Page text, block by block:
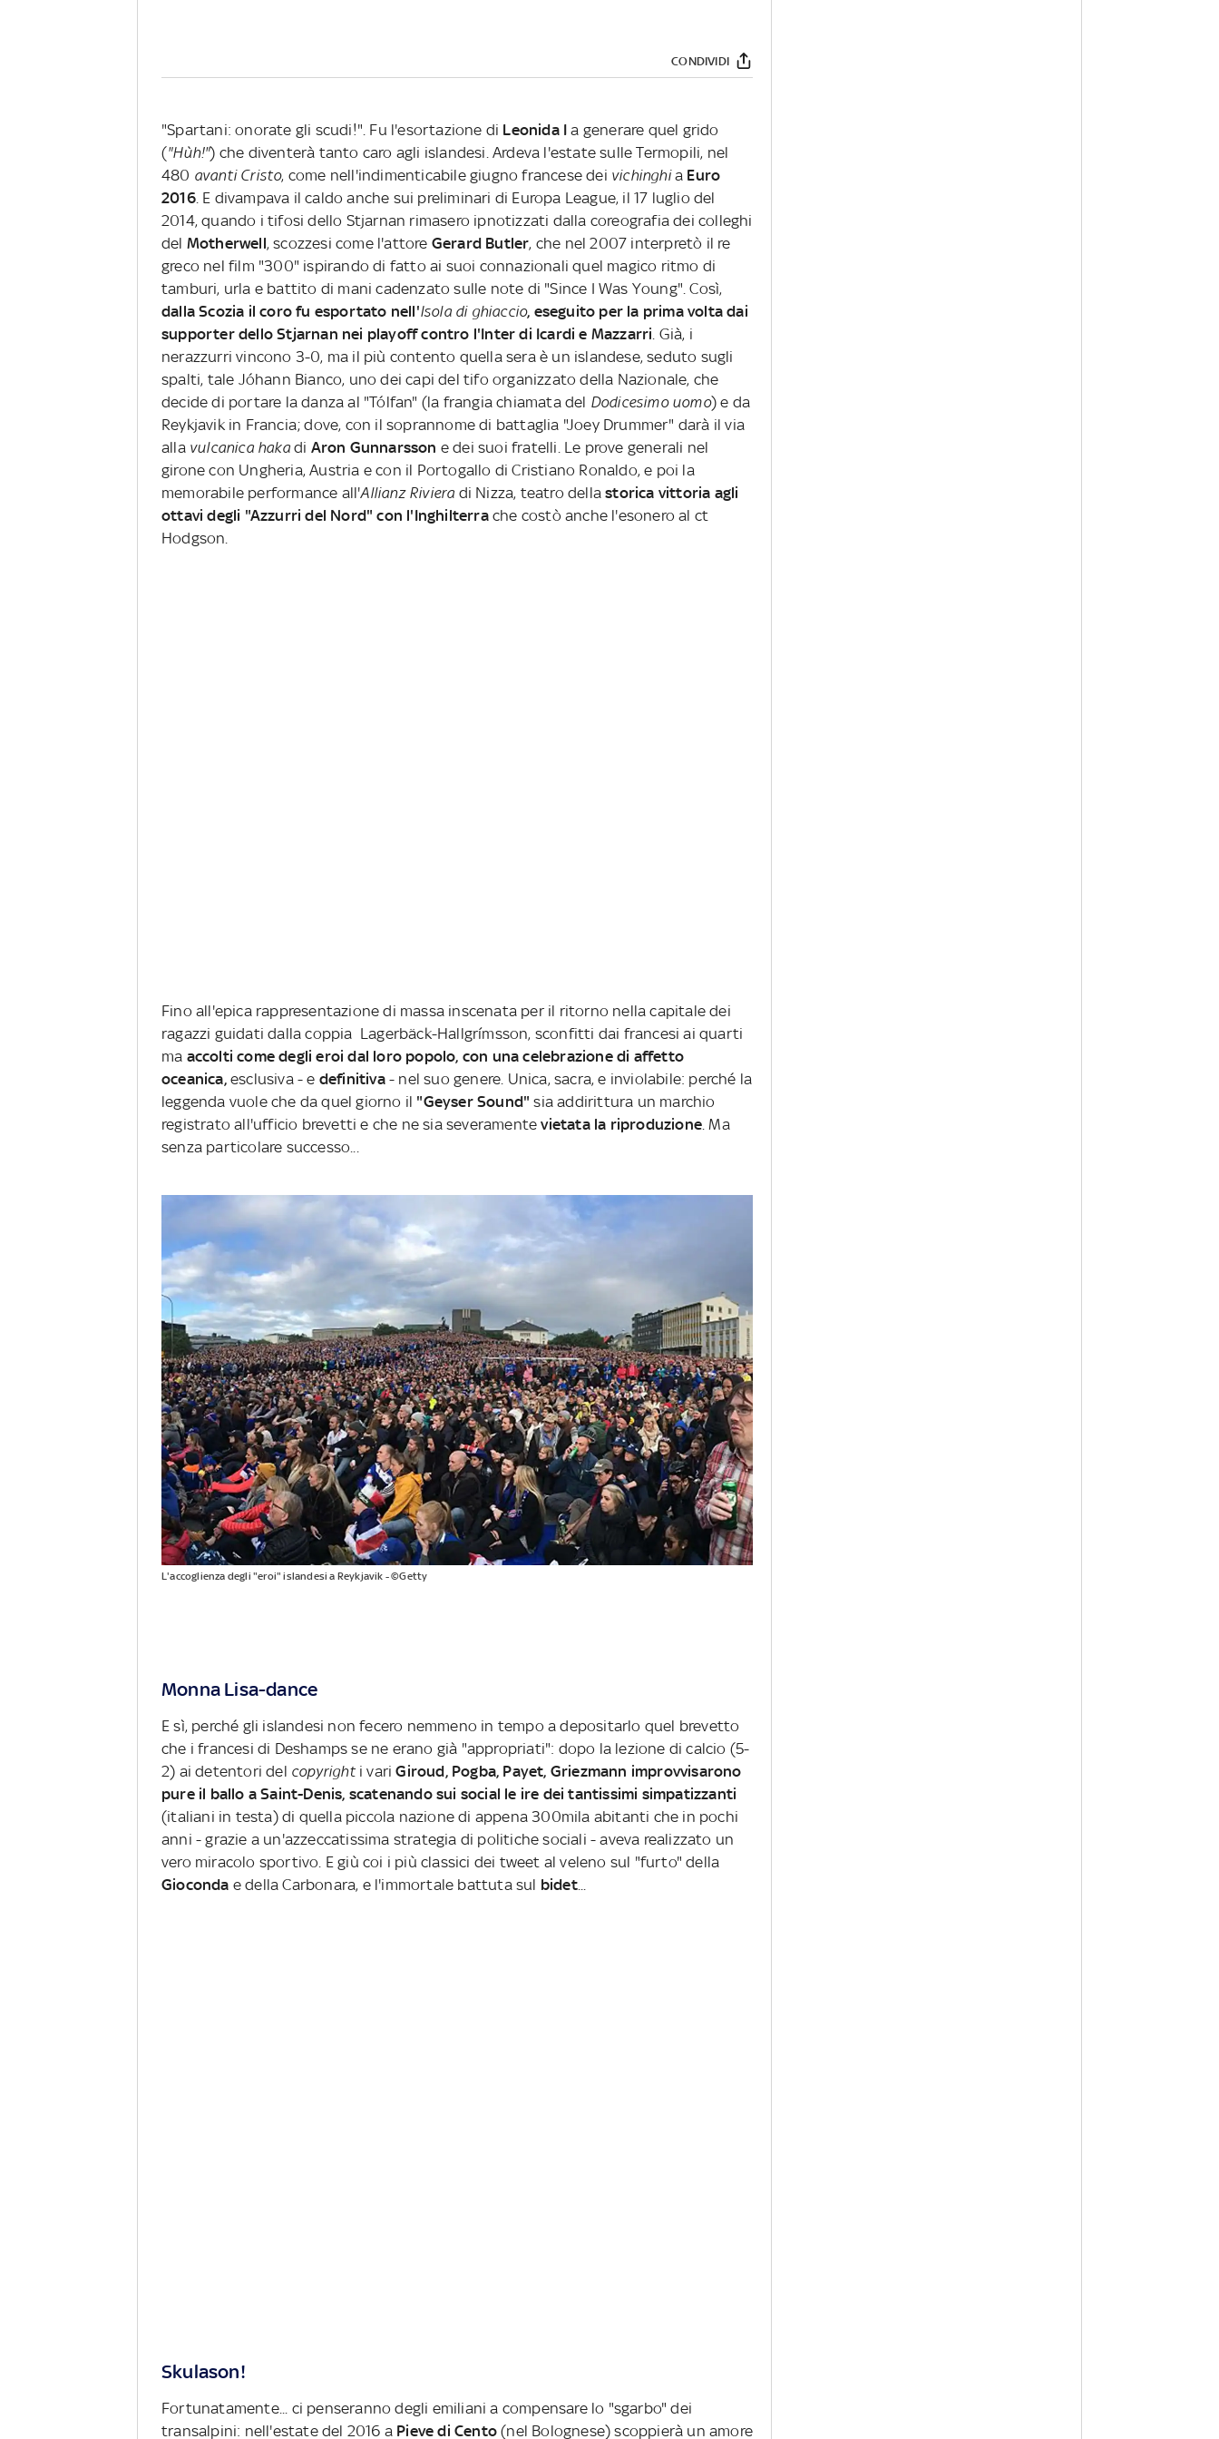
CONDIVIDI
"Spartani: onorate gli scudi!". Fu l'esortazione di Leonida I a generare quel grido
("Hùh!") che diventerà tanto caro agli islandesi. Ardeva l'estate sulle Termopili, nel
480 avanti Cristo, come nell'indimenticabile giugno francese dei vichinghia Euro
2016. E divampava il caldo anche sui preliminari di Europa League, il 17 luglio del
2014, quando i tifosi dello Stjarnan rimasero ipnotizzati dalla coreografia dei colleghi
del Motherwell, scozzesi come l'attore Gerard Butler, che nel 2007 interpretò il re
greco nel film "300" ispirando di fatto ai suoi connazionali quel magico ritmo di
tamburi, urla e battito di mani cadenzato sulle note di "Since I Was Young". Così,
dalla Scozia il coro fu esportato nell'Isola di ghiaccio, eseguito per la prima volta dai
supporter dello Stjarnan nei playoff contro l'Inter di Icardi e Mazzarri. Già, i
nerazzurri vincono 3-0, ma il più contento quella sera è un islandese, seduto sugli
spalti, tale Jóhann Bianco, uno dei capi del tifo organizzato della Nazionale, che
decide di portare la danza al "Tólfan" (la frangia chiamata del Dodicesimo uomo) e da
Reykjavik in Francia; dove, con il soprannome di battaglia "Joey Drummer" darà il via
alla vulcanica hakadi Aron Gunnarsson e dei suoi fratelli. Le prove generali nel
girone con Ungheria, Austria e con il Portogallo di Cristiano Ronaldo, e poi la
memorabile performance all'Allianz Rivieradi Nizza, teatro dellastorica vittoria agli
ottavi degli "Azzurri del Nord" con l'Inghilterra che costò anche l'esonero al ct
Hodgson.
Fino all'epica rappresentazione di massa inscenata per il ritorno nella capitale dei
ragazzi guidati dalla coppia Lagerbäck-Hallgrímsson, sconfitti dai francesi ai quarti
ma accolti come degli eroi dal loro popolo, con una celebrazione di affetto
oceanica, esclusiva - e definitiva- nel suo genere. Unica, sacra, e inviolabile: perché la
leggenda vuole che da quel giorno il "Geyser Sound" sia addirittura un marchio
registrato all'ufficio brevetti e che ne sia severamentevietata la riproduzione. Ma
senza particolare successo...
L'accoglienza degli "eroi" islandesi a Reykjavik - ©Getty
Monna Lisa-dance
E sì, perché gli islandesi non fecero nemmeno in tempo a depositarlo quel brevetto
che i francesi di Deshamps se ne erano già "appropriati": dopo la lezione di calcio (5-
2) ai detentori del copyrighti variGiroud, Pogba, Payet, Griezmann improvvisarono
pure il ballo a Saint-Denis, scatenando sui social le ire dei tantissimi simpatizzanti
(italiani in testa) di quella piccola nazione di appena 300mila abitanti che in pochi
anni - grazie a un'azzeccatissima strategia di politiche sociali - aveva realizzato un
vero miracolo sportivo. E giù coi i più classici dei tweet al veleno sul "furto" della
Gioconda e della Carbonara, e l'immortale battuta sul bidet...
Skulason!
Fortunatamente... ci penseranno degli emiliani a compensare lo "sgarbo" dei
transalpini: nell'estate del 2016 a Pieve di Cento (nel Bolognese) scoppierà un amore